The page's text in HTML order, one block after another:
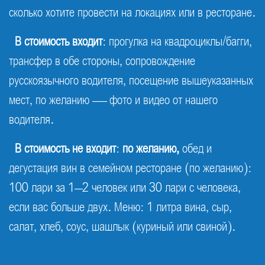
сколько хотите провести на локациях или в ресторане.
В стоимость входит: прогулка на квадроциклы/багги,
трансфер в обе стороны, сопровождение
русскоязычного водителя, посещение вышеуказанных
мест, по желанию — фото и видео от нашего
водителя.
В стоимость не входит: по желанию, обед и
дегустация вин в семейном ресторане (по желанию):
100 лари за 1–2 человек или 30 лари с человека,
если вас больше двух. Меню: 1 литра вина, сыр,
салат, хлеб, соус, шашлык (куриный или свиной).